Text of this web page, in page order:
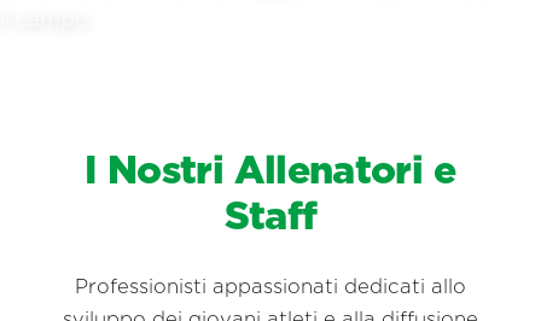
I Nostri Allenatori e
Staff
Professionisti appassionati dedicati allo